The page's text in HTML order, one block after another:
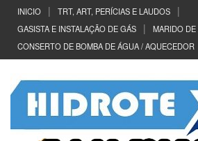
Conteúdo
Pular
menu
principal
INICIO
TRT, ART, PERÍCIAS E LAUDOS
GASISTA E INSTALAÇÃO DE GÁS
MARIDO DE
CONSERTO DE BOMBA DE ÁGUA / AQUECEDOR